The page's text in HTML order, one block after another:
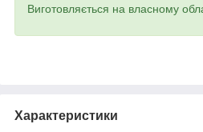
Виготовляється на власному
Характеристики